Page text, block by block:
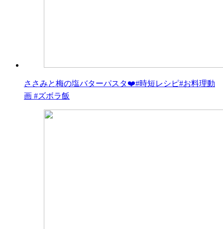
ささみと梅の塩バターパスタ❤️#時短レシピ#お料理動
画 #ズボラ飯